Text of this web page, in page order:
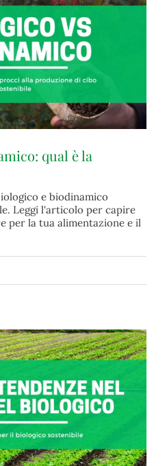
qual è la differenza?
qual è la
e biodinamico
Leggi l'articolo per capire
per la tua alimentazione e il